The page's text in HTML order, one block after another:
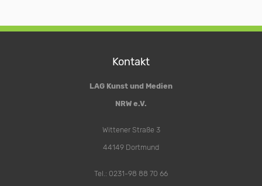
Kontakt
LAG Kunst und Medien
NRW e.V.
Wittener Straße 3
44149 Dortmund
Tel.: 0231-98 88 70 66